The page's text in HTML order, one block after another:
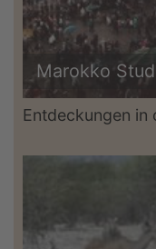
Marokko
Entdeckungen in